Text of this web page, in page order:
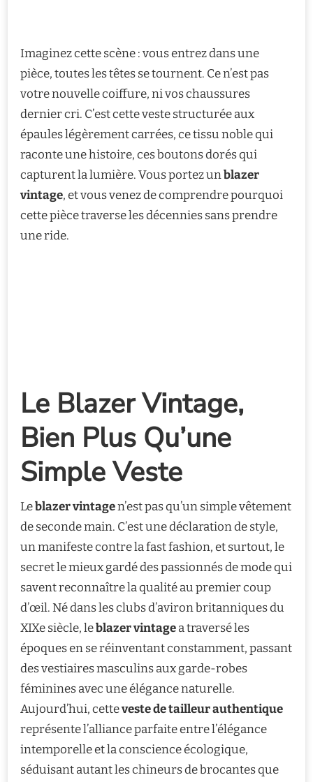
Imaginez cette scène : vous entrez dans une
pièce, toutes les têtes se tournent. Ce n’est pas
votre nouvelle coiffure, ni vos chaussures
dernier cri. C’est cette veste structurée aux
épaules légèrement carrées, ce tissu noble qui
raconte une histoire, ces boutons dorés qui
capturent la lumière. Vous portez unblazer
vintage, et vous venez de comprendre pourquoi
cette pièce traverse les décennies sans prendre
une ride.
Le Blazer Vintage,
Bien Plus Qu’une
Simple Veste
Leblazer vintagen’est pas qu’un simple vêtement
de seconde main. C’est une déclaration de style,
un manifeste contre la fast fashion, et surtout, le
secret le mieux gardé des passionnés de mode qui
savent reconnaître la qualité au premier coup
d’œil. Né dans les clubs d’aviron britanniques du
XIXe siècle, leblazer vintagea traversé les
époques en se réinventant constamment, passant
des vestiaires masculins aux garde-robes
féminines avec une élégance naturelle.
Aujourd’hui, cetteveste de tailleur authentique
représente l’alliance parfaite entre l’élégance
intemporelle et la conscience écologique,
séduisant autant les chineurs de brocantes que